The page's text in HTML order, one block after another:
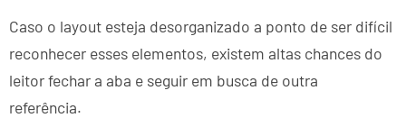
Caso o layout esteja desorganizado a ponto de ser difícil
reconhecer esses elementos, existem altas chances do
leitor fechar a aba e seguir em busca de outra
referência.